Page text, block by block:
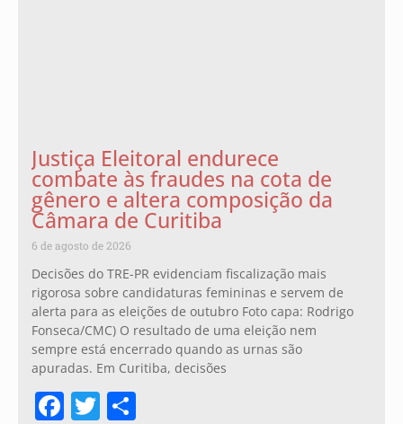
Justiça Eleitoral endurece
combate às fraudes na cota de
gênero e altera composição da
Câmara de Curitiba
6 de agosto de 2026
Decisões do TRE-PR evidenciam fiscalização mais
rigorosa sobre candidaturas femininas e servem de
alerta para as eleições de outubro Foto capa: Rodrigo
Fonseca/CMC) O resultado de uma eleição nem
sempre está encerrado quando as urnas são
apuradas. Em Curitiba, decisões
Facebook
Twitter